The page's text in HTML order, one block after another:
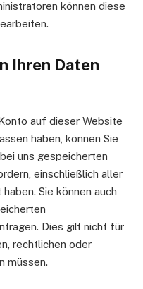
können diese
Ihren Daten
auf dieser Website
haben, können Sie
uns gespeicherten
einschließlich aller
Sie können auch
Dies gilt nicht für
rechtlichen oder
müssen.